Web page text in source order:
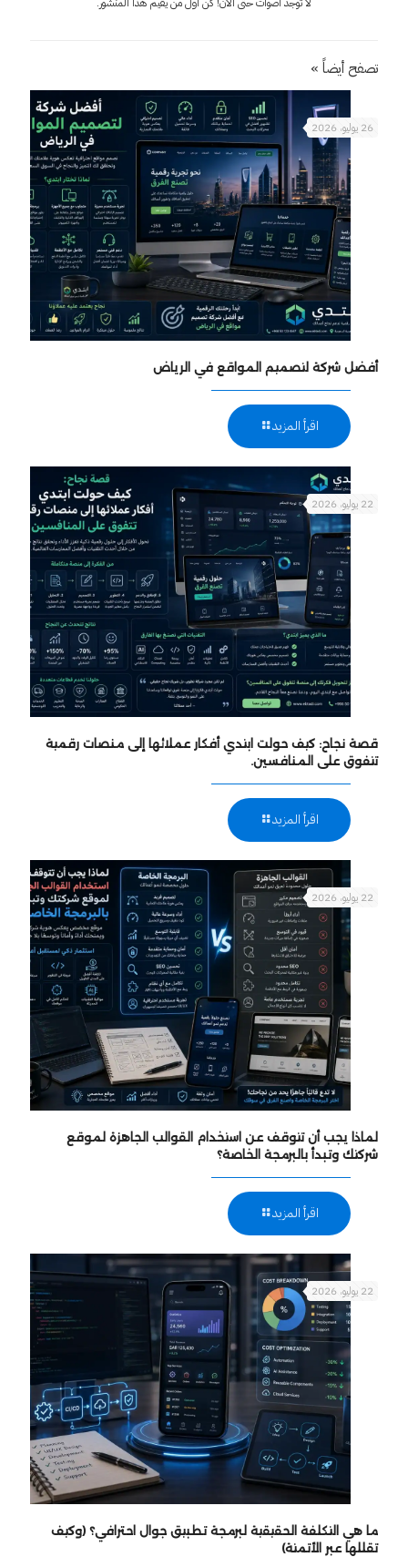
تصفح أيضاً »
26 يوليو، 2026
أفضل شركة لتصميم المواقع في الرياض
اقرأ المزيد
22 يوليو، 2026
قصة نجاح: كيف حولت ابتدي أفكار عملائها إلى منصات رقمية
تتفوق على المنافسين.
اقرأ المزيد
22 يوليو، 2026
لماذا يجب أن تتوقف عن استخدام القوالب الجاهزة لموقع
شركتك وتبدأ بالبرمجة الخاصة؟
اقرأ المزيد
22 يوليو، 2026
ما هي التكلفة الحقيقية لبرمجة تطبيق جوال احترافي؟ (وكيف
تقللها عبر الأتمتة)